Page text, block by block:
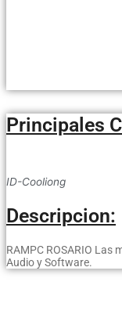
Principales
ID-Cooliong
Descripcion:
RAMPC ROSARIO Las
Audio y Software.